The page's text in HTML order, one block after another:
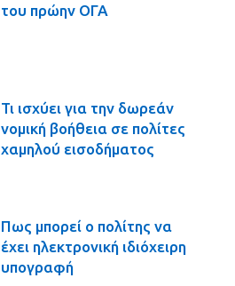
του πρώην ΟΓΑ
Τι ισχύει για την δωρεάν
νομική βοήθεια σε πολίτες
χαμηλού εισοδήματος
Πως μπορεί ο πολίτης να
έχει ηλεκτρονική ιδιόχειρη
υπογραφή